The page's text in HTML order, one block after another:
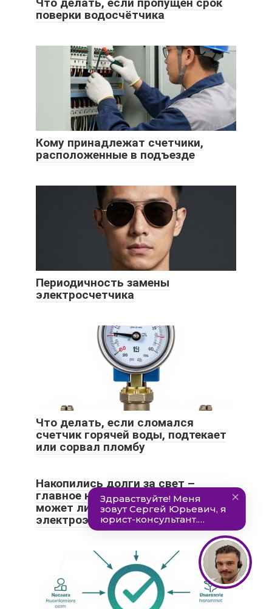
поверки водосчётчика
Кому принадлежат счетчики,
расположенные в подъезде
Периодичность замены
электросчетчика
Что делать, если сломался
счетчик горячей воды, подтекает
или сорвал пломбу
Накопились долги за свет –
главное не паниковать! Узнайте,
может ли ТСЖ отключить
электроэнергию за неуплату?